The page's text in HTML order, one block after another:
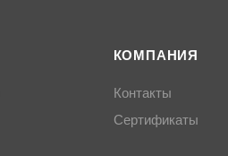
КОМПАНИЯ
Контакты
Сертификаты